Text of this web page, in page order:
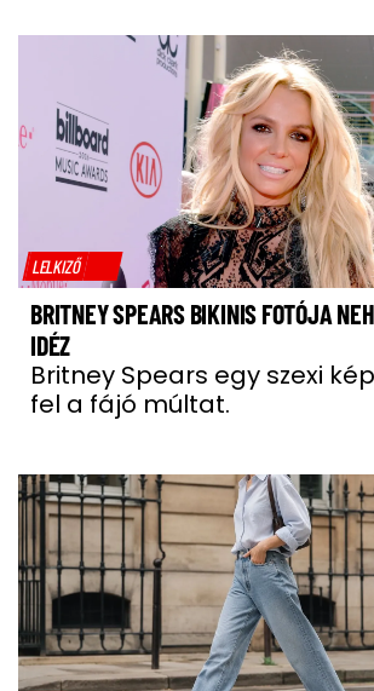
LELKIZŐ
BRITNEY SPEARS BIKINIS FOTÓJA
IDÉZ
Britney Spears egy szexi
fel a fájó múltat.